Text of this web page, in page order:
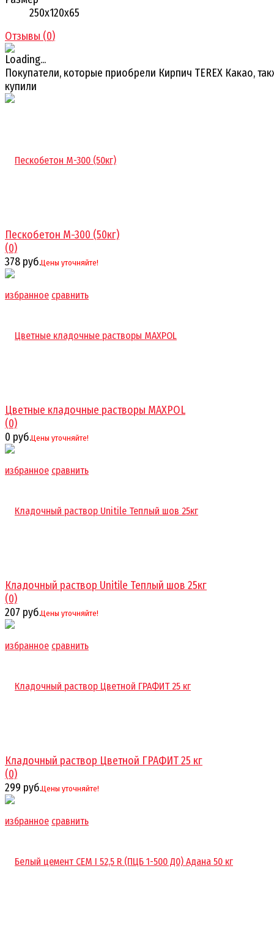
250х120х65
Отзывы (0)
Покупатели, которые приобрели Кирпич TEREX Какао,
купили
избранное сравнить
Пескобетон М-300 (50кг)
(0)
378 руб.Цены уточняйте!
избранное сравнить
Цветные кладочные растворы MAXPOL
(0)
0 руб.Цены уточняйте!
избранное сравнить
Кладочный раствор Unitile Теплый шов 25кг
(0)
207 руб.Цены уточняйте!
избранное сравнить
Кладочный раствор Цветной ГРАФИТ 25 кг
(0)
299 руб.Цены уточняйте!